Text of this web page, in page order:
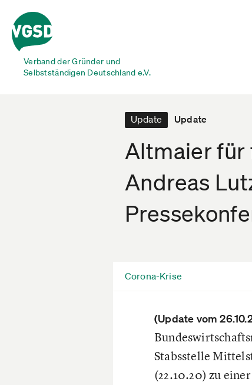
Verband der Gründer und
Selbstständigen Deutschland e.V.
Update Update
Altmaier für
Andreas
Corona-Krise
(Update vom
Stabsstelle
(22.10.20) zu